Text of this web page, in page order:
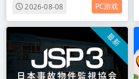
2026-08-08 PC游戏
最新